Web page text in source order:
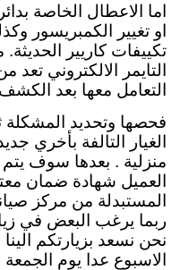
اما الاعطال الخاصة
او تغيير الكمبريسور
تكييفات كاريير
التايمر الالكتروني
التعامل معها بعد
فحصها وتحديد
منزلية . بعدها سوف يتم
العميل شهادة ضمان
المستبدلة من مركز
ربما يرغب البعض في
نحن نسعد بزيارتكم
الاسبوع عدا يوم الجمعة